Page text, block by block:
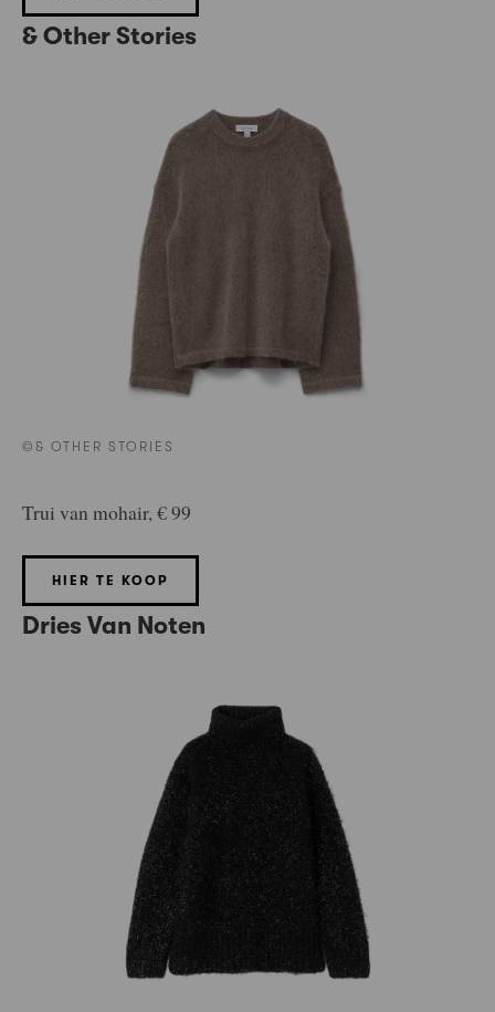
& Other Stories
©& OTHER STORIES
Trui van mohair, € 99
HIER TE KOOP
Dries Van Noten